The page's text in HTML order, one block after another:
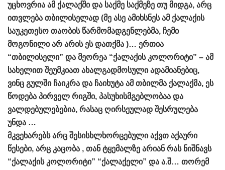
უცხოვრია ამ ქალაქში და საქმე საქმეზე თუ მიდგა, არც
ითვლება თბილისელად (მე ასე ამიხსნეს ამ ქალაქის
საუკეთესო თაობის წარმომადგენლებმა, ჩემი
მოგონილი არ არის ეს დათქმა )… ერთია
“თბილისელი” და მეორეა “ქალაქის კოლორიტი” – ამ
სახელით შეუმკიათ ახალგადმოსული ადამიანებიც,
ვინც გულში ჩაიკრა და ჩაიხუტა ამ თბილმა ქალაქმა, ეს
წოდება პირველ რიგში, პასუხისმგებლობაა და
ვალდებულებებია, რასაც ღირსეულად შესრულება
უნდა …
მკვეხარებს არც შესისხლხორცებული აქვთ აქაური
წესები, არც კაცობა , თან ტყემალზე არიან რას ნიშნავს
“ქალაქის კოლორიტი” “ქალაქელი” და ა.შ… თორემ